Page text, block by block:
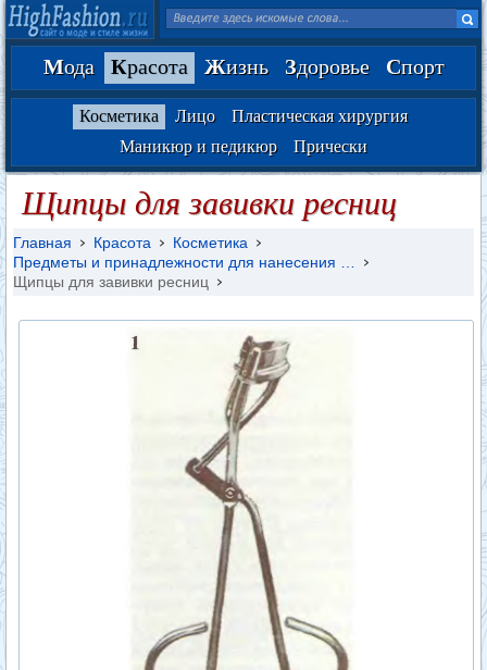
Мода Красота Жизнь Здоровье Спорт
Косметика Лицо
Пластическая хирургия
Маникюр и педикюр
Прически
Щипцы для завивки ресниц
Главная Красота
Косметика
Предметы и принадлежности для нанесения …
Щипцы для завивки ресниц